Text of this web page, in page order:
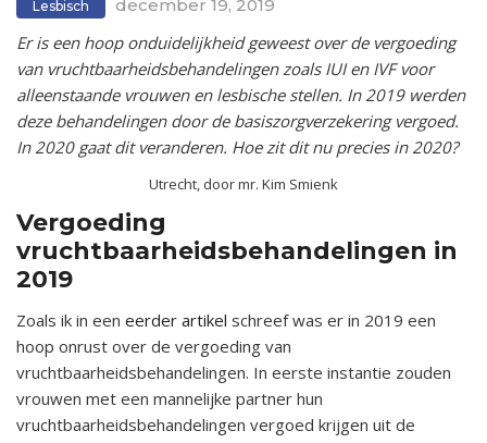
Lesbisch
december 19, 2019
Er is een hoop onduidelijkheid geweest over de vergoeding
van vruchtbaarheidsbehandelingen zoals IUI en IVF voor
alleenstaande vrouwen en lesbische stellen. In 2019 werden
deze behandelingen door de basiszorgverzekering vergoed.
In 2020 gaat dit veranderen. Hoe zit dit nu precies in 2020?
Utrecht, door mr. Kim Smienk
Vergoeding
vruchtbaarheidsbehandelingen in
2019
Zoals ik in een eerder artikel schreef was er in 2019 een
hoop onrust over de vergoeding van
vruchtbaarheidsbehandelingen. In eerste instantie zouden
vrouwen met een mannelijke partner hun
vruchtbaarheidsbehandelingen vergoed krijgen uit de